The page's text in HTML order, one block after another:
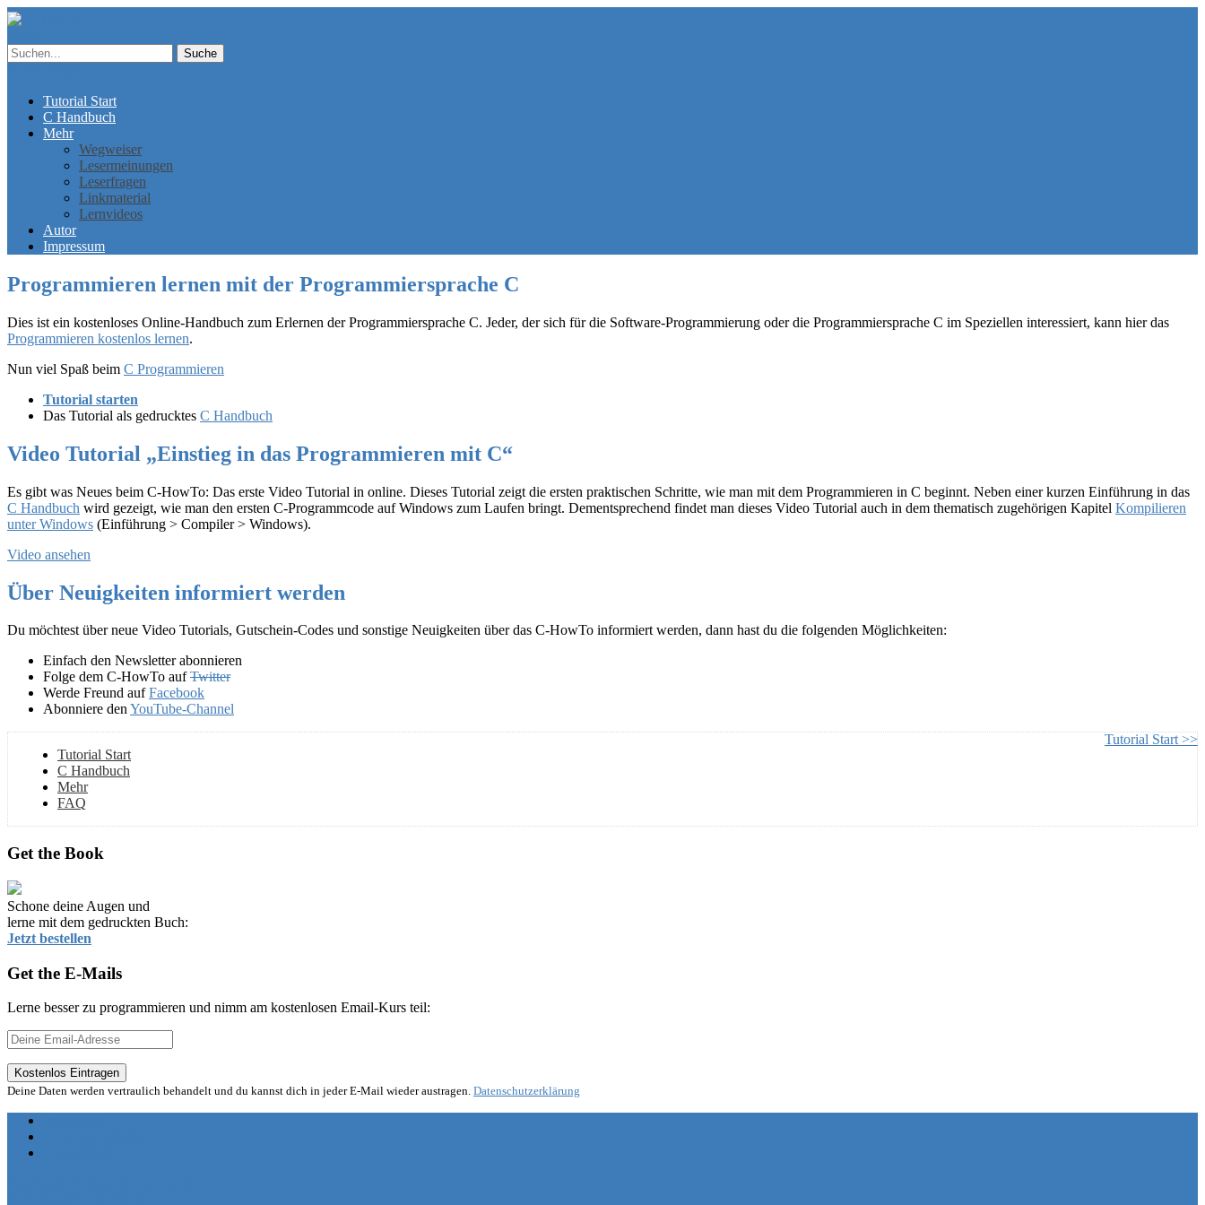
Tutorial Start
C Handbuch
Mehr
Wegweiser
Lesermeinungen
Leserfragen
Linkmaterial
Lernvideos
Autor
Impressum
Programmieren lernen mit der Programmiersprache C
Dies ist ein kostenloses Online-Handbuch zum Erlernen der Programmiersprache C. Jeder, der sich für die Software-Programmierung oder die Programmiersprache C im Speziellen interessiert, kann hier das
Programmieren kostenlos lernen.
Nun viel Spaß beim C Programmieren
Tutorial starten
Das Tutorial als gedrucktes C Handbuch
Video Tutorial „Einstieg in das Programmieren mit C“
Es gibt was Neues beim C-HowTo: Das erste Video Tutorial in online. Dieses Tutorial zeigt die ersten praktischen Schritte, wie man mit dem Programmieren in C beginnt. Neben einer kurzen Einführung in das
C Handbuch wird gezeigt, wie man den ersten C-Programmcode auf Windows zum Laufen bringt. Dementsprechend findet man dieses Video Tutorial auch in dem thematisch zugehörigen Kapitel Kompilieren
unter Windows (Einführung > Compiler > Windows).
Video ansehen
Über Neuigkeiten informiert werden
Du möchtest über neue Video Tutorials, Gutschein-Codes und sonstige Neuigkeiten über das C-HowTo informiert werden, dann hast du die folgenden Möglichkeiten:
Einfach den Newsletter abonnieren
Folge dem C-HowTo aufTwitter
Werde Freund aufFacebook
Abonniere denYouTube-Channel
Tutorial Start >>
Tutorial Start
C Handbuch
Mehr
FAQ
Get the Book
Schone deine Augen und
lerne mit dem gedruckten Buch:
Jetzt bestellen
Get the E-Mails
Lerne besser zu programmieren und nimm am kostenlosen Email-Kurs teil:
Deine Daten werden vertraulich behandelt und du kannst dich in jeder E-Mail wieder austragen. Datenschutzerklärung